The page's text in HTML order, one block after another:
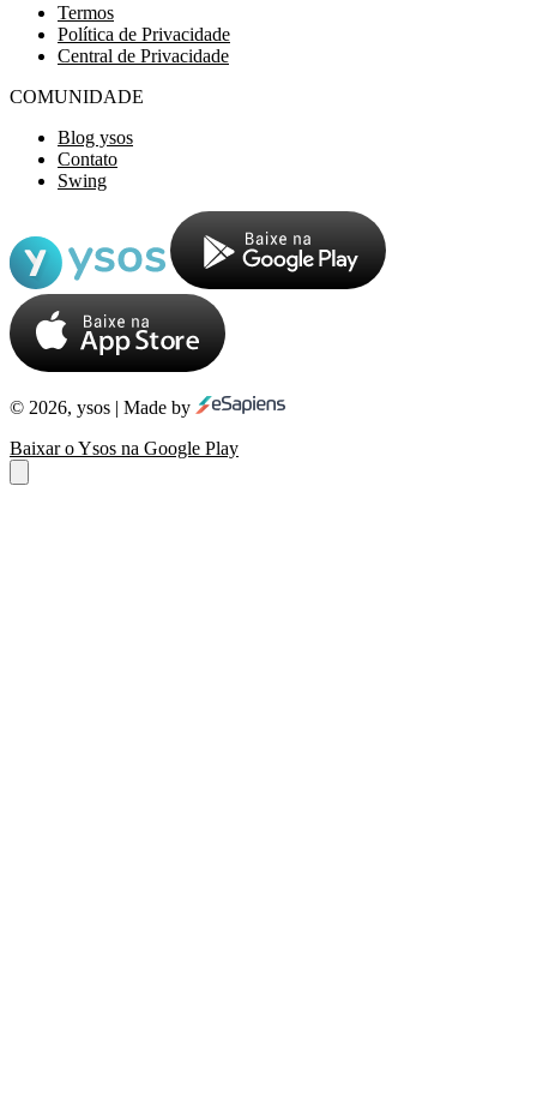
Termos
Política de Privacidade
Central de Privacidade
COMUNIDADE
Blog ysos
Contato
Swing
© 2026, ysos | Made by
Baixar o Ysos na Google Play